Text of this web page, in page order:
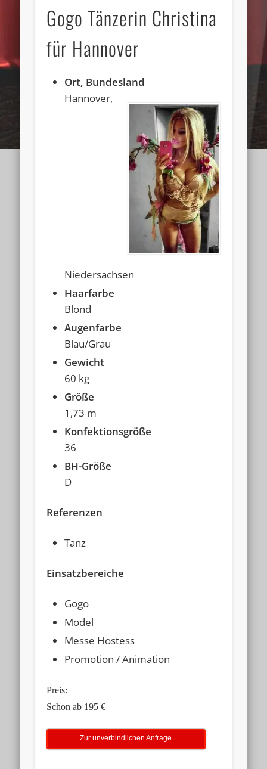
Gogo Tänzerin Christina
für Hannover
Ort, Bundesland
Hannover,
Niedersachsen
Haarfarbe
Blond
Augenfarbe
Blau/Grau
Gewicht
60 kg
Größe
1,73 m
Konfektionsgröße
36
BH-Größe
D
Referenzen
Tanz
Einsatzbereiche
Gogo
Model
Messe Hostess
Promotion / Animation
Preis:
Schon ab 195 €
Zur unverbindlichen Anfrage